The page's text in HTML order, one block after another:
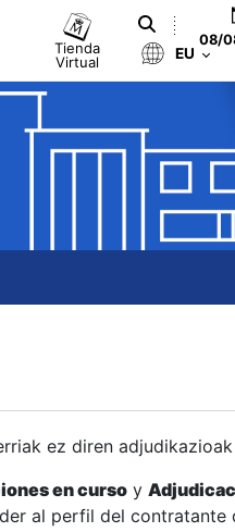
Tienda
Virtual
08/
EU
ez diren
en curso y
al perfil del contratante